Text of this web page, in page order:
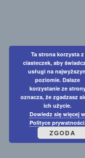
Ta strona korzysta z
ciasteczek, aby
usługi na
poziomie. Dalsze
korzystanie ze
oznacza, że zgadzasz
ich użycie.
Dowiedz się więcej w
Polityce
ZGODA